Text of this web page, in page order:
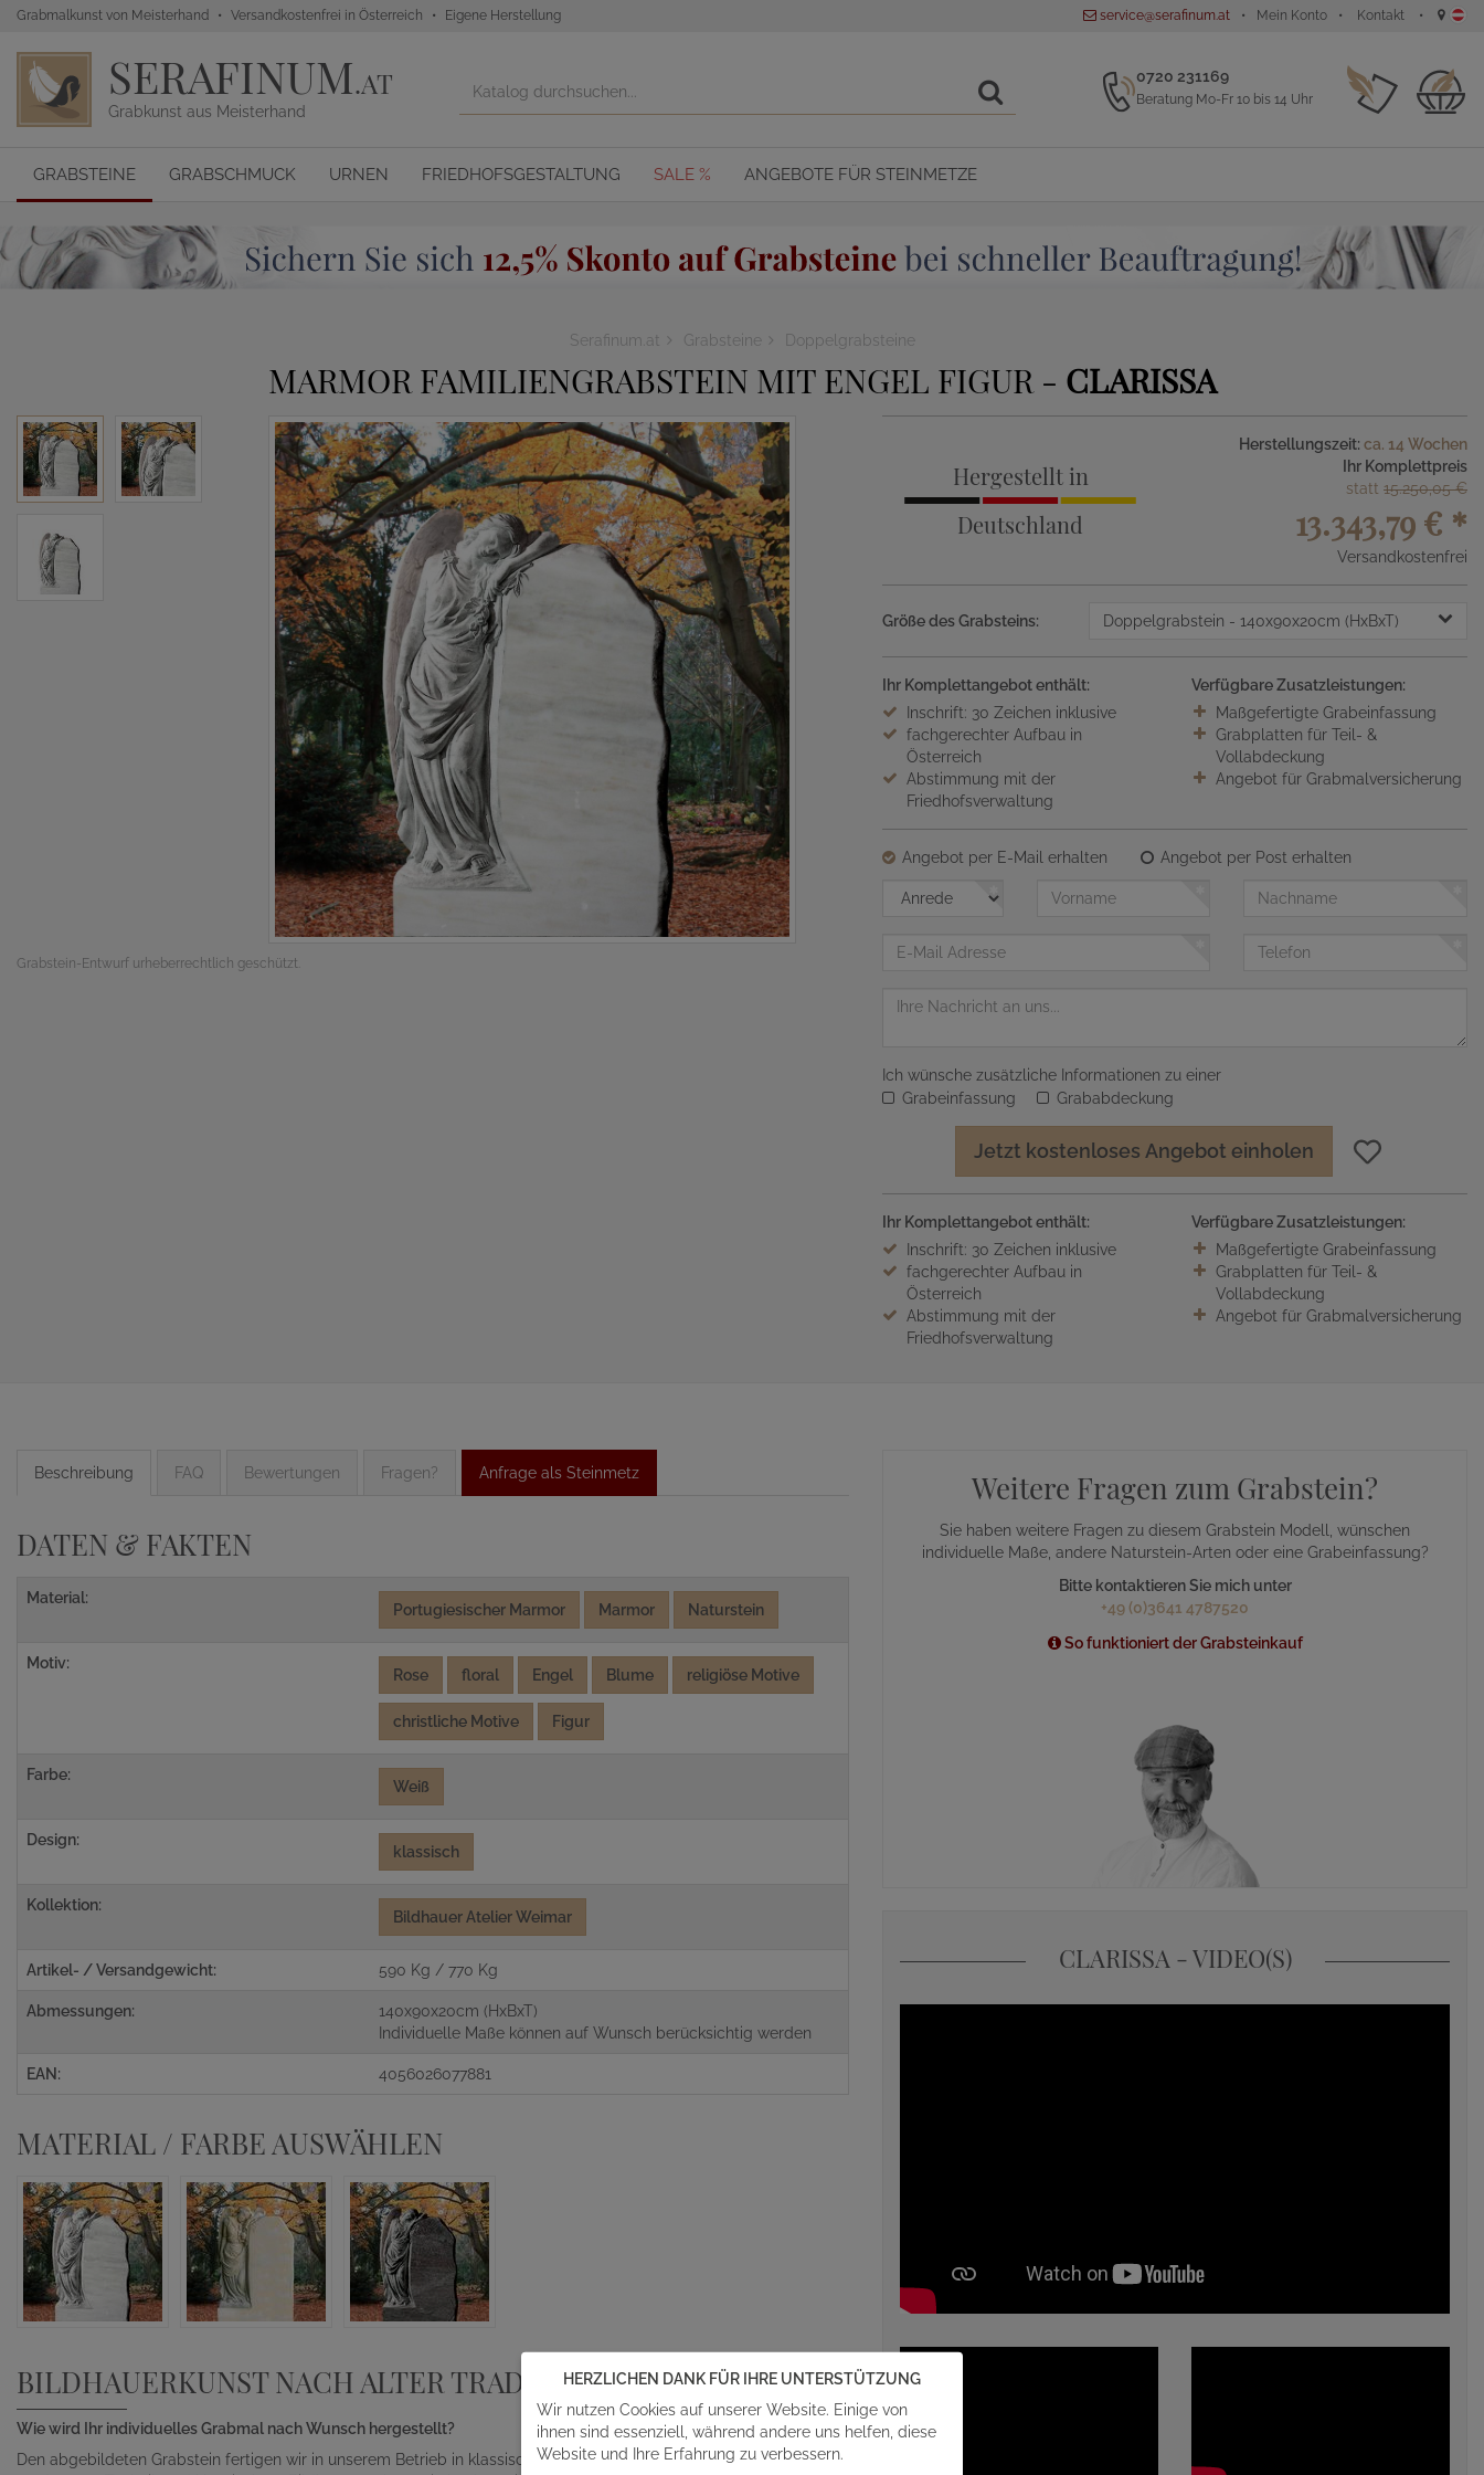
Grabmalkunst von Meisterhand Versandkostenfrei in Österreich Eigene Herstellung service@serafinum.at Mein Konto Kontakt
SERAFINUM.AT
Grabkunst aus Meisterhand
0720 231169
Beratung Mo-Fr 10 bis 14 Uhr
GRABSTEINE GRABSCHMUCK URNEN FRIEDHOFSGESTALTUNG SALE % ANGEBOTE FÜR STEINMETZE
Serafinum.at Grabsteine Doppelgrabsteine
MARMOR FAMILIENGRABSTEIN MIT ENGEL FIGUR - CLARISSA
Grabstein-Entwurf urheberrechtlich geschützt.
Hergestellt in
Deutschland
Herstellungszeit: ca. 14 Wochen
Ihr Komplettpreis
statt 15.250,05 €
13.343,79 € *
Versandkostenfrei
Größe des Grabsteins: Doppelgrabstein - 140x90x20cm (HxBxT)
Ihr Komplettangebot enthält:
Inschrift: 30 Zeichen inklusive
fachgerechter Aufbau in
Österreich
Abstimmung mit der
Friedhofsverwaltung
Verfügbare Zusatzleistungen:
Maßgefertigte Grabeinfassung
Grabplatten für Teil- &
Vollabdeckung
Angebot für Grabmalversicherung
Angebot per E-Mail erhalten
Angebot per Post erhalten
Anrede
Vorname Nachname
Telefon
Nachricht
Ich wünsche zusätzliche Informationen zu einer
Grabeinfassung
Grababdeckung
Jetzt kostenloses Angebot einholen
Ihr Komplettangebot enthält:
Inschrift: 30 Zeichen inklusive
fachgerechter Aufbau in
Österreich
Abstimmung mit der
Friedhofsverwaltung
Verfügbare Zusatzleistungen:
Maßgefertigte Grabeinfassung
Grabplatten für Teil- &
Vollabdeckung
Angebot für Grabmalversicherung
Beschreibung FAQ Bewertungen Fragen? Anfrage als Steinmetz
DATEN & FAKTEN
Material:
Portugiesischer Marmor Marmor Naturstein
Motiv:
Rose floral Engel Blume religiöse Motive
christliche Motive Figur
Farbe:
Weiß
Design:
klassisch
Kollektion:
Bildhauer Atelier Weimar
Artikel- / Versandgewicht: 590 Kg / 770 Kg
Abmessungen:
140x90x20cm (HxBxT)
Individuelle Maße können auf Wunsch berücksichtig werden
EAN: 4056026077881
MATERIAL / FARBE AUSWÄHLEN
BILDHAUERKUNST NACH ALTER TRADITION
Wie wird Ihr individuelles Grabmal nach Wunsch hergestellt?
Den abgebildeten Grabstein fertigen wir in unserem Betrieb in klassischer Handarbeit unter dem Einsatz
Weitere Fragen zum Grabstein?
Sie haben weitere Fragen zu diesem Grabstein Modell, wünschen
individuelle Maße, andere Naturstein-Arten oder eine Grabeinfassung?
Bitte kontaktieren Sie mich unter
+49 (0)3641 4787520
So funktioniert der Grabsteinkauf
CLARISSA - VIDEO(S)
HERZLICHEN DANK FÜR IHRE UNTERSTÜTZUNG
Wir nutzen Cookies auf unserer Website. Einige von
ihnen sind essenziell, während andere uns helfen, diese
Website und Ihre Erfahrung zu verbessern.